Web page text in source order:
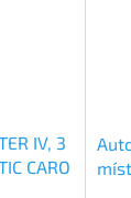
IV, 3
CARO